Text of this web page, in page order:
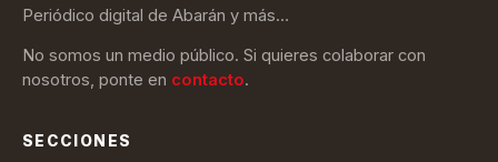
Periódico digital de Abarán y más…
No somos un medio público. Si quieres colaborar con
nosotros, ponte en contacto.
SECCIONES